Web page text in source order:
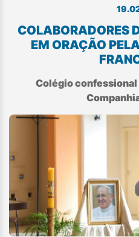
COLABORADORES
EM ORAÇÃO
Colégio